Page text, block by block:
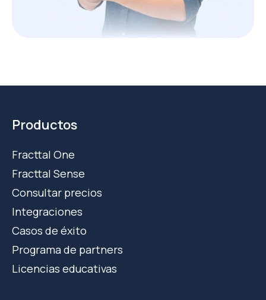
Productos
Fracttal One
Fracttal Sense
Consultar precios
Integraciones
Casos de éxito
Programa de partners
Licencias educativas